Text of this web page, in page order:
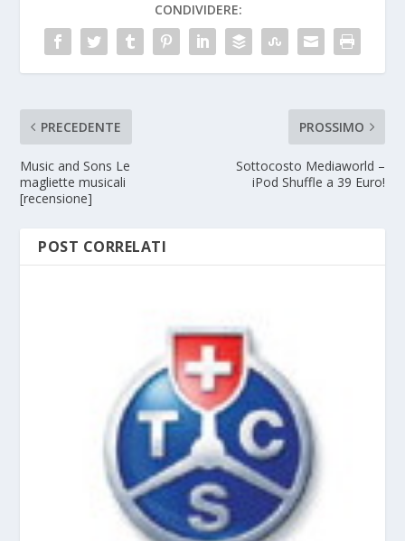
CONDIVIDERE:
PRECEDENTE
Music and Sons Le
magliette musicali
[recensione]
PROSSIMO
Sottocosto Mediaworld –
iPod Shuffle a 39 Euro!
POST CORRELATI